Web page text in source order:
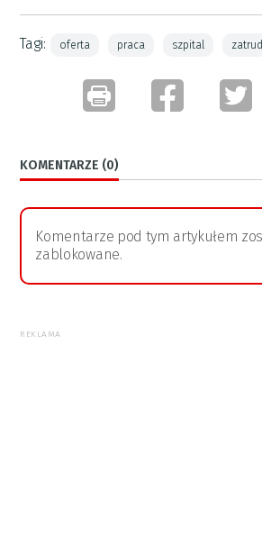
Tagi: oferta praca szpital
KOMENTARZE (0)
Komentarze pod tym artykułem
zablokowane.
REKLAMA